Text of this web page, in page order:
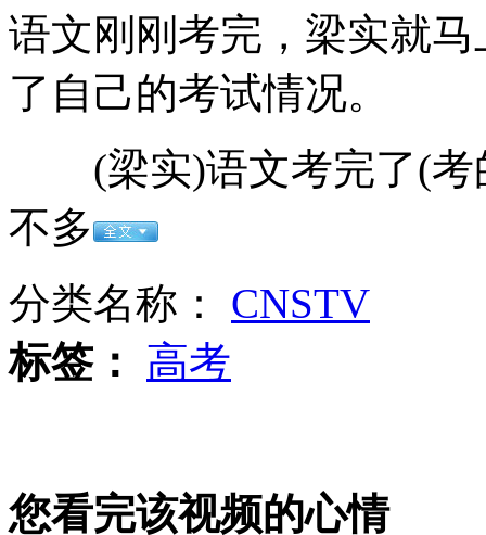
人民币遭恶搞称干爹币 专家称违法
女孩北京地铁殴打老人 痛下狠手拳打脚踢
无痛分娩是否安全 医生回应
语文刚刚考完，梁实就
了自己的考试情况。
(梁实)语文考完了(考
不多
分类名称： CNSTV
标签：
高考
您看完该视频的心情